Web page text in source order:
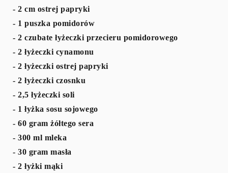
- 2 cm ostrej papryki
- 1 puszka pomidorów
- 2 czubate łyżeczki przecieru pomidorowego
- 2 łyżeczki cynamonu
- 2 łyżeczki ostrej papryki
- 2 łyżeczki czosnku
- 2,5 łyżeczki soli
- 1 łyżka sosu sojowego
- 60 gram żółtego sera
- 300 ml mleka
- 30 gram masła
- 2 łyżki mąki